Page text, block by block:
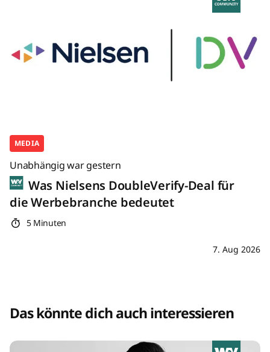
MEDIA
Unabhängig war gestern
Was Nielsens DoubleVerify-Deal für
die Werbebranche bedeutet
5 Minuten
7. Aug 2026
Das könnte dich auch interessieren